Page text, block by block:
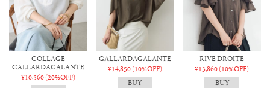
COLLAGE
GALLARDAGALANTE
¥10,560 (20%OFF)
GALLARDAGALANTE
¥14,850 (10%OFF)
RIVE DROITE
¥13,860 (10%OFF)